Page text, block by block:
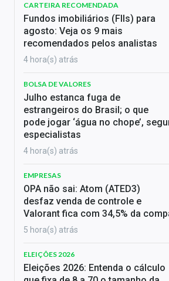
CARTEIRA RECOMENDADA
Fundos imobiliários (FIIs) para
agosto: Veja os 9 mais
recomendados pelos analistas
4 hora(s) atrás
BOLSA DE VALORES
Julho estanca fuga de
estrangeiros do Brasil; o que
pode jogar ‘água no chope’,
especialistas
4 hora(s) atrás
EMPRESAS
OPA não sai: Atom (ATED3)
desfaz venda de controle e
Valorant fica com 34,5% da
5 hora(s) atrás
ELEIÇÕES 2026
Eleições 2026: Entenda o cálculo